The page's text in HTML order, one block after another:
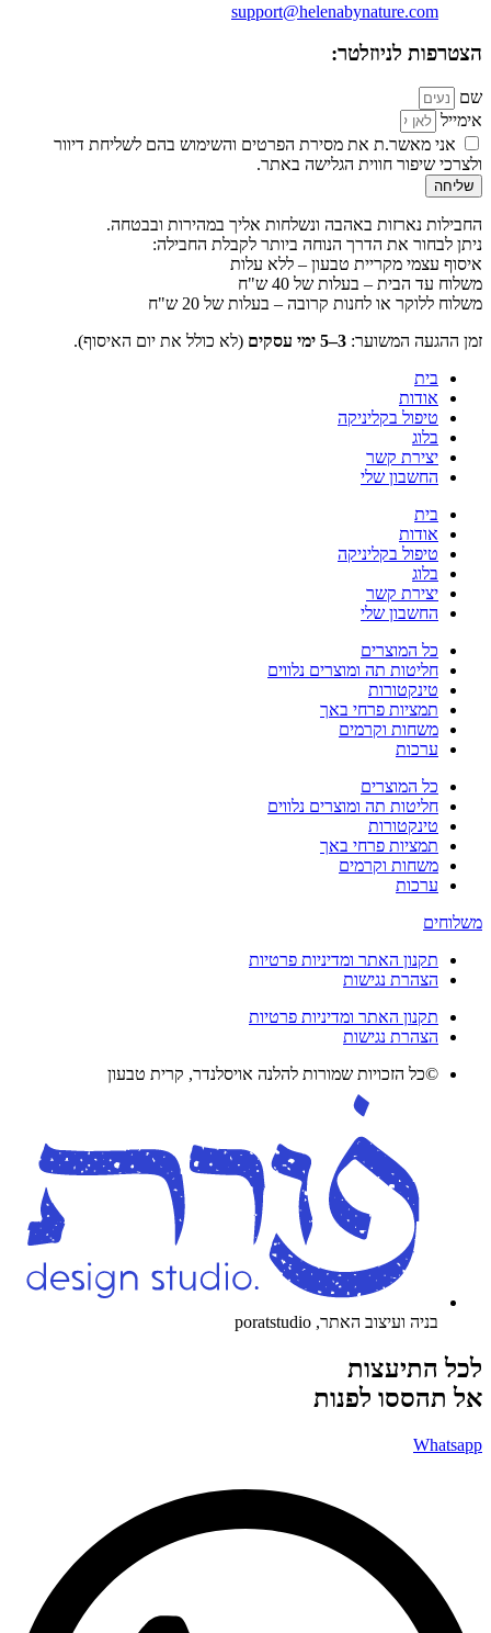
support@helenabynature.com
הצטרפות לניוזלטר:
שם
אימייל
אני מאשר.ת את מסירת הפרטים והשימוש בהם לשליחת דיוור
ולצרכי שיפור חווית הגלישה באתר.
שליחה
החבילות נארזות באהבה ונשלחות אליך במהירות ובבטחה.
ניתן לבחור את הדרך הנוחה ביותר לקבלת החבילה:
איסוף עצמי מקריית טבעון – ללא עלות
משלוח עד הבית – בעלות של 40 ש"ח
משלוח ללוקר או לחנות קרובה – בעלות של 20 ש"ח
זמן ההגעה המשוער: 3–5 ימי עסקים
(לא כולל את יום האיסוף).
בית
אודות
טיפול בקליניקה
בלוג
יצירת קשר
החשבון שלי
בית
אודות
טיפול בקליניקה
בלוג
יצירת קשר
החשבון שלי
כל המוצרים
חליטות תה ומוצרים נלווים
טינקטורות
תמציות פרחי באך
משחות וקרמים
ערכות
כל המוצרים
חליטות תה ומוצרים נלווים
טינקטורות
תמציות פרחי באך
משחות וקרמים
ערכות
משלוחים
תקנון האתר ומדיניות פרטיות
הצהרת נגישות
תקנון האתר ומדיניות פרטיות
הצהרת נגישות
©כל הזכויות שמורות להלנה אויסלנדר, קרית טבעון
בניה ועיצוב האתר, poratstudio
לכל התיעצות
אל תהססו לפנות
Whatsapp